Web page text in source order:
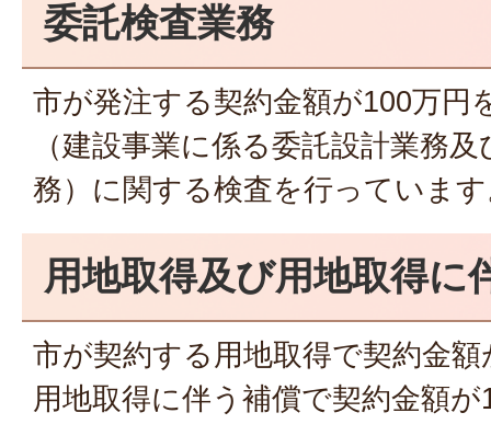
委託検査業務
市が発注する契約金額が100万円
（建設事業に係る委託設計業務
務）に関する検査を行っていま
用地取得及び用地取得に
市が契約する用地取得で契約金
用地取得に伴う補償で契約金額